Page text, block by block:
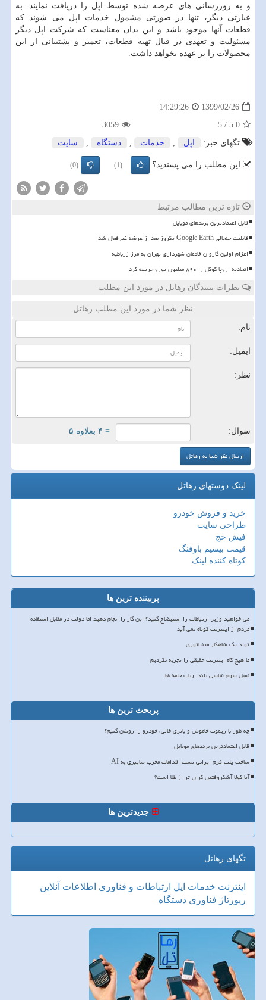
و به روزرسانی های عرضه شده توسط اپل را دریافت نمایند. به
عبارتی دیگر، تنها در صورتی مشمول خدمات اپل می شوند که
قطعات آنها موجود باشد و این بدان معناست که شرکت اپل دیگر
مسئولیت و تعهدی در قبال تهیه قطعات، تعمیر و پشتیبانی از این
محصولات را بر عهده نخواهد داشت.
1399/02/26
14:29:26
5.0
/
5
3059
تگهای خبر:
اپل , خدمات , دستگاه , سایت
این مطلب را می پسندید؟ (1)
(0)
تازه ترین مطالب مرتبط
قابل اعتمادترین برندهای موبایل
قابلیت جنجالی Google Earth یکروز بعد از عرضه غیرفعال شد
اعزام اولین کاروان خادمان شهرداری تهران به مرز زرباطیه
اتحادیه اروپا گوگل را ۸۹۰ میلیون یورو جریمه کرد
نظرات بینندگان رهاتل در مورد این مطلب
نظر شما در مورد این مطلب رهاتل
نام:
ایمیل:
نظر:
سوال: = ۴ بعلاوه ۵
لینک دوستهای رهاتل
خرید و فروش خودرو
طراحی سایت
فیش حج
قیمت بیسیم باوفنگ
کوتاه کننده لینک
پربیننده ترین ها
می خواهید وزیر ارتباطات را استیضاح کنید؟ این کار را انجام دهید اما دولت در مقابل استفاده
مردم از اینترنت کوتاه نمی آید
تولد یک شاهکار مینیاتوری
ما هیچ گاه اینترنت حقیقی را تجربه نکردیم
نسل سوم شاسی بلند ارباب حلقه ها
پربحث ترین ها
چه طور با ریموت خاموش و باتری خالی، خودرو را روشن کنیم؟
قابل اعتمادترین برندهای موبایل
ساخت پلت فرم ایرانی تست اقدامات مخرب سایبری به AI
آیا کولا آشکروفتین گران تر از طلا است؟
جدیدترین ها
تگهای رهاتل
اینترنت خدمات اپل ارتباطات و فناوری اطلاعات آنلاین
رپورتاژ فناوری دستگاه